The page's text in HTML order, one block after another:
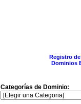
Registro
Dominios
Categorías de Dominio: